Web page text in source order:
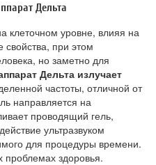
Дельта
клеточном уровне, влияя на
свойства, при этом
но заметно для
Дельта излучает
частоты, отличной от
направляется на
проводящий гель,
ультразвуком
для процедуры времени.
проблемах здоровья.